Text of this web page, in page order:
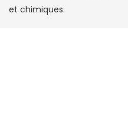
et chimiques.